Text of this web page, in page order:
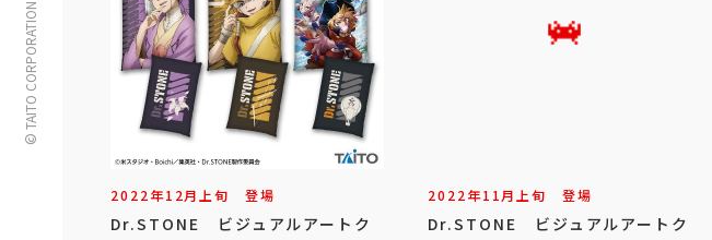
© TAITO CORPORATION
2022年12月上旬 登場
Dr.STONE ビジュアルアートク
2022年11月上旬 登場
Dr.STONE ビジュアルアートク